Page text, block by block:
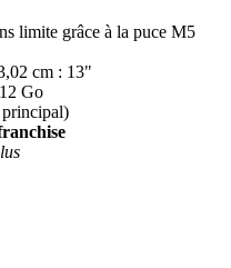
limite grâce à la puce M5
cm : 13"
Go
principal)